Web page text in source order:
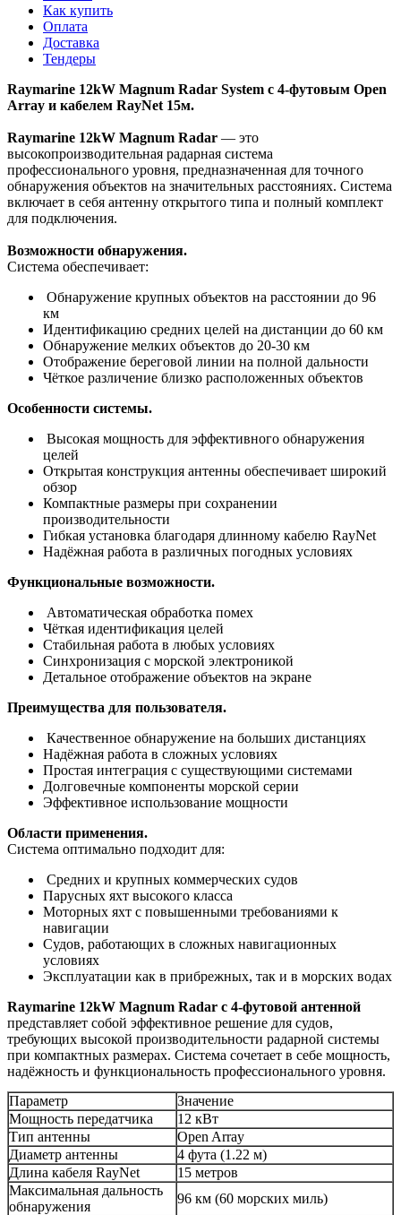
Как купить
Оплата
Доставка
Тендеры
Raymarine 12kW Magnum Radar System с 4-футовым Open
Array и кабелем RayNet 15м.
Raymarine 12kW Magnum Radar — это
высокопроизводительная радарная система
профессионального уровня, предназначенная для точного
обнаружения объектов на значительных расстояниях. Система
включает в себя антенну открытого типа и полный комплект
для подключения.
Возможности обнаружения.
Система обеспечивает:
Обнаружение крупных объектов на расстоянии до 96
км
Идентификацию средних целей на дистанции до 60 км
Обнаружение мелких объектов до 20-30 км
Отображение береговой линии на полной дальности
Чёткое различение близко расположенных объектов
Особенности системы.
Высокая мощность для эффективного обнаружения
целей
Открытая конструкция антенны обеспечивает широкий
обзор
Компактные размеры при сохранении
производительности
Гибкая установка благодаря длинному кабелю RayNet
Надёжная работа в различных погодных условиях
Функциональные возможности.
Автоматическая обработка помех
Чёткая идентификация целей
Стабильная работа в любых условиях
Синхронизация с морской электроникой
Детальное отображение объектов на экране
Преимущества для пользователя.
Качественное обнаружение на больших дистанциях
Надёжная работа в сложных условиях
Простая интеграция с существующими системами
Долговечные компоненты морской серии
Эффективное использование мощности
Области применения.
Система оптимально подходит для:
Средних и крупных коммерческих судов
Парусных яхт высокого класса
Моторных яхт с повышенными требованиями к
навигации
Судов, работающих в сложных навигационных
условиях
Эксплуатации как в прибрежных, так и в морских водах
Raymarine 12kW Magnum Radar с 4-футовой антенной
представляет собой эффективное решение для судов,
требующих высокой производительности радарной системы
при компактных размерах. Система сочетает в себе мощность,
надёжность и функциональность профессионального уровня.
Параметр
Значение
Мощность передатчика
12 кВт
Тип антенны
Open Array
Диаметр антенны
4 фута (1.22 м)
Длина кабеля RayNet
15 метров
Максимальная дальность
обнаружения
96 км (60 морских миль)